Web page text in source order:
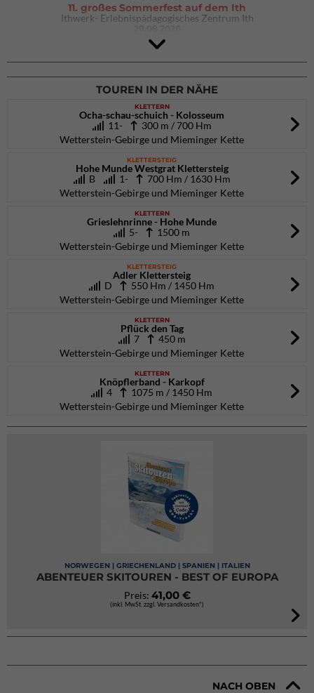
11. großes Sommerfest auf dem Ith
Ithwerk- Erlebnispädagogisches Zentrum Ith
4Blocs KIDS 2026
DAV Kletter- & Boulderzentrum München Süd (Thalkirchen)
26.09.2026
TOUREN IN DER NÄHE
KLETTERN
Ocha-schau-schuich - Kolosseum
11- 300 m / 700 Hm
Wetterstein-Gebirge und Mieminger Kette
KLETTERSTEIG
Hohe Munde Westgrat Klettersteig
B
1- 700 Hm / 1630 Hm
Wetterstein-Gebirge und Mieminger Kette
KLETTERN
Grieslehnrinne - Hohe Munde
5-
1500 m
Wetterstein-Gebirge und Mieminger Kette
KLETTERSTEIG
Adler Klettersteig
D
550 Hm / 1450 Hm
Wetterstein-Gebirge und Mieminger Kette
KLETTERN
Pflück den Tag
7 450 m
Wetterstein-Gebirge und Mieminger Kette
KLETTERN
Knöpflerband - Karkopf
4
1075 m / 1450 Hm
Wetterstein-Gebirge und Mieminger Kette
NORWEGEN | GRIECHENLAND | SPANIEN | ITALIEN
ABENTEUER SKITOUREN - BEST OF EUROPA
Preis: 41,00 €
(inkl. MwSt. zzgl. Versandkosten*)
NACH OBEN